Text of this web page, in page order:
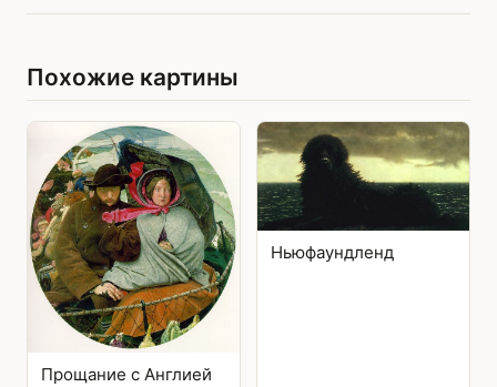
Похожие картины
Прощание с Англией
Ньюфаундленд